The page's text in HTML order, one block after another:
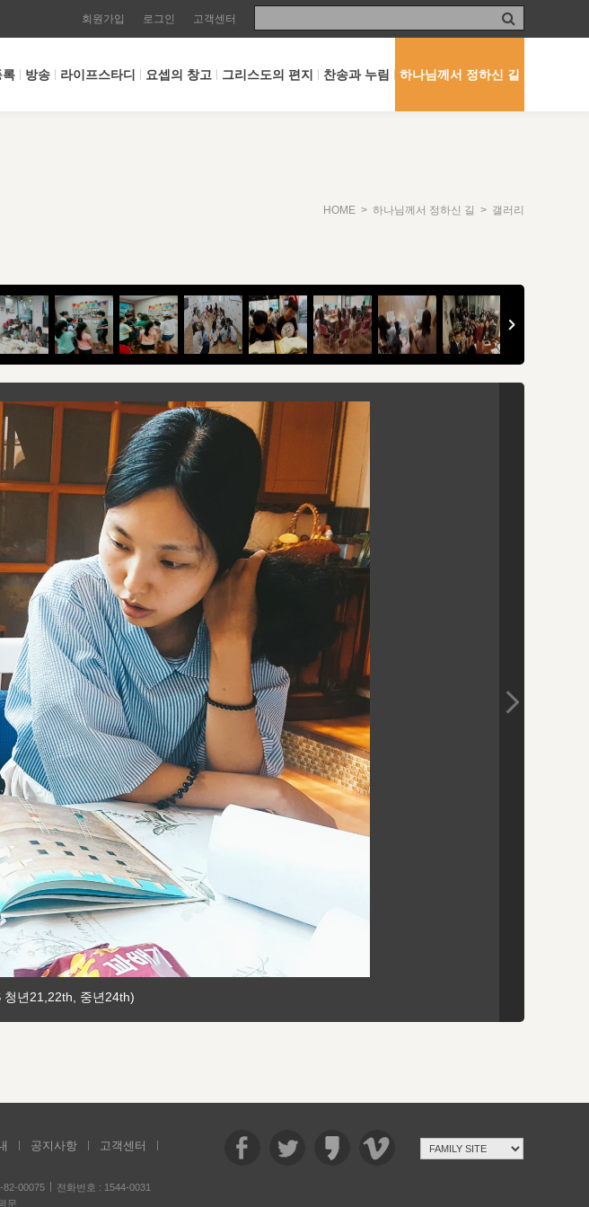
회원가입 로그인 고객센터
록 방송 라이프스타디 요셉의 창고 그리스도의 편지 찬송과 누림 하나님께서 정하신 길
HOME > 하나님께서 정하신 길 > 갤러리
년21,22th, 중년24th)
공지사항
고객센터
82-00075
전화번호 : 1544-0031
문